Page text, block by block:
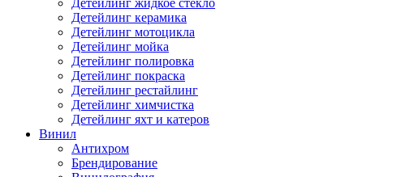
Детейлинг жидкое стекло
Детейлинг керамика
Детейлинг мотоцикла
Детейлинг мойка
Детейлинг полировка
Детейлинг покраска
Детейлинг рестайлинг
Детейлинг химчистка
Детейлинг яхт и катеров
Винил
Антихром
Брендирование